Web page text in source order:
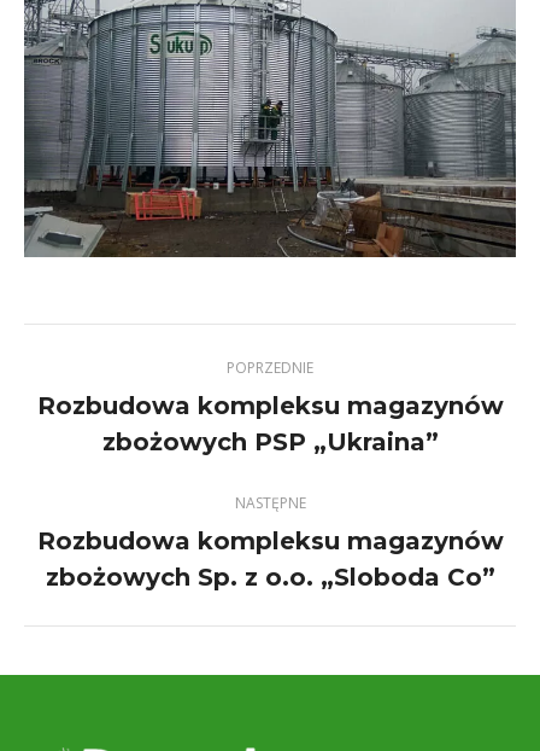
POPRZEDNIE
Previous
project:
Rozbudowa kompleksu magazynów
zbożowych PSP „Ukraina”
NASTĘPNE
Next
project:
Rozbudowa kompleksu magazynów
zbożowych Sp. z o.o. „Sloboda Co”